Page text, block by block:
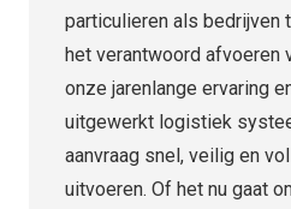
particulieren als bedrijven
het verantwoord afvoeren
onze jarenlange ervaring
uitgewerkt logistiek
aanvraag snel, veilig en
uitvoeren. Of het nu gaat